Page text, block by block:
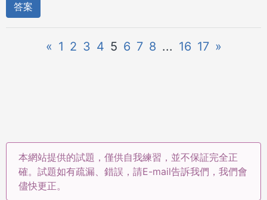
答案
« 1 2 3 4 5 6 7 8 ... 16 17 »
本網站提供的試題，僅供自我練習，並不保証完全正
確。試題如有疏漏、錯誤，請E-mail告訴我們，我們會
儘快更正。